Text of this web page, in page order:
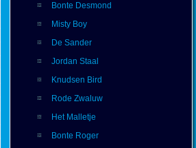
Bonte Desmond
Misty Boy
De Sander
Jordan Staal
Knudsen Bird
Rode Zwaluw
Het Malletje
Bonte Roger